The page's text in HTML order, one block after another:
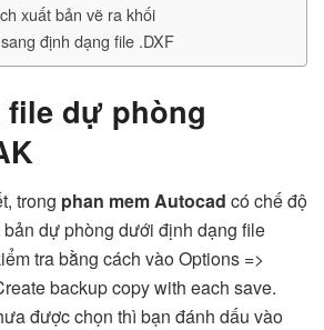
xuất bản vẽ ra khối
định dạng file .DXF
file dự phòng
trong phan mem Autocad có chế độ
dự phòng dưới định dạng file
tra bằng cách vào Options =>
backup copy with each save.
được chọn thì bạn đánh dấu vào